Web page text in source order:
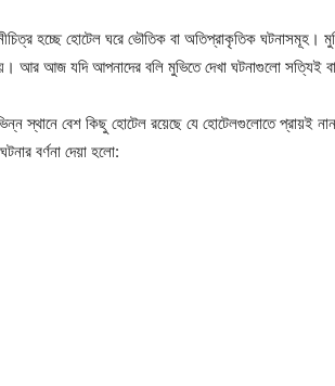
হচ্ছে হোটেল ঘরে ভৌতিক বা অতিপ্রাকৃতিক ঘটনাসমূহ।
আর আজ যদি আপনাদের বলি মুভিতে দেখা ঘটনাগুলাে সত্যিই
স্থানে বেশ কিছু হোটেল রয়েছে যে হােটেলগুলােতে প্রায়ই
বর্ণনা দেয়া হলো: